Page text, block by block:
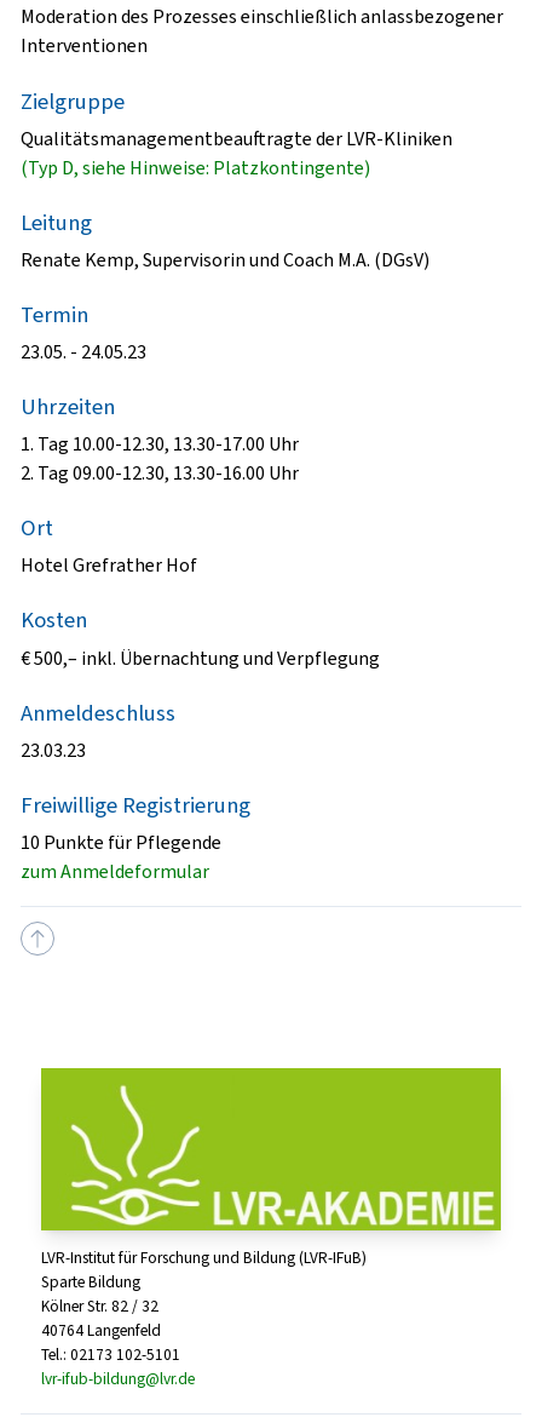
Moderation des Prozesses einschließlich anlassbezogener
Interventionen
Zielgruppe
Qualitätsmanagementbeauftragte der LVR-Kliniken
(Typ D, siehe Hinweise: Platzkontingente)
Leitung
Renate Kemp, Supervisorin und Coach M.A. (DGsV)
Termin
23.05. - 24.05.23
Uhrzeiten
1. Tag 10.00-12.30, 13.30-17.00 Uhr
2. Tag 09.00-12.30, 13.30-16.00 Uhr
Ort
Hotel Grefrather Hof
Kosten
€ 500,– inkl. Übernachtung und Verpflegung
Anmeldeschluss
23.03.23
Freiwillige Registrierung
10 Punkte für Pflegende
zum Anmeldeformular
LVR-Institut für Forschung und Bildung (LVR-IFuB)
Sparte Bildung
Kölner Str. 82 / 32
40764 Langenfeld
Tel.: 02173 102-5101
lvr-ifub-bildung@lvr.de